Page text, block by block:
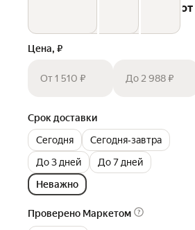
от
Цена, ₽
От 1 510 ₽ До 2 988 ₽
Срок доставки
Сегодня
Сегодня‐завтра
До 3 дней
До 7 дней
Неважно
Проверено Маркетом